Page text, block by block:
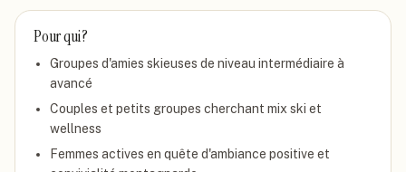
Pour qui ?
Groupes d'amies skieuses de niveau intermédiaire à
avancé
Couples et petits groupes cherchant mix ski et
wellness
Femmes actives en quête d'ambiance positive et